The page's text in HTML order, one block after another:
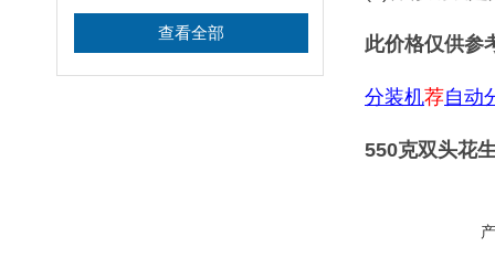
查看全部
此价格仅供参
分装机荐自动
550克双头花